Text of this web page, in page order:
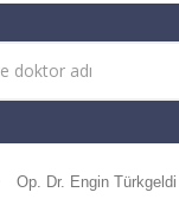
Op. Dr. Engin Türkgeldi